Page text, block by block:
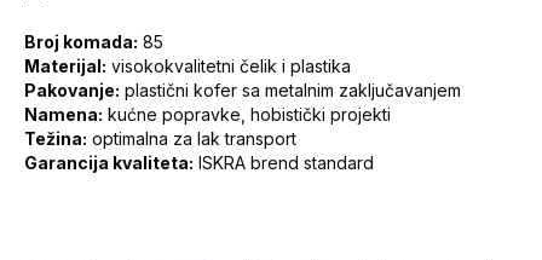
Broj komada: 85
Materijal: visokokvalitetni čelik i plastika
Pakovanje: plastični kofer sa metalnim zaključavanjem
Namena: kućne popravke, hobistički projekti
Težina: optimalna za lak transport
Garancija kvaliteta: ISKRA brend standard